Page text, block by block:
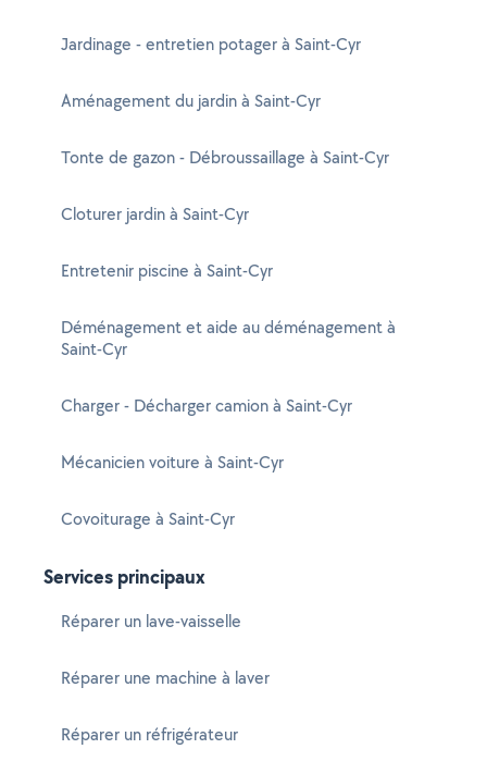
Jardinage - entretien potager à Saint-Cyr
Aménagement du jardin à Saint-Cyr
Tonte de gazon - Débroussaillage à Saint-Cyr
Cloturer jardin à Saint-Cyr
Entretenir piscine à Saint-Cyr
Déménagement et aide au déménagement à
Saint-Cyr
Charger - Décharger camion à Saint-Cyr
Mécanicien voiture à Saint-Cyr
Covoiturage à Saint-Cyr
Services principaux
Réparer un lave-vaisselle
Réparer une machine à laver
Réparer un réfrigérateur